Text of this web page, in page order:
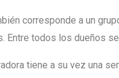
corresponde a un
Entre todos los dueños
tiene a su vez una